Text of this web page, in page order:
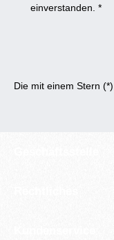
einverstanden. *
Die mit einem Stern